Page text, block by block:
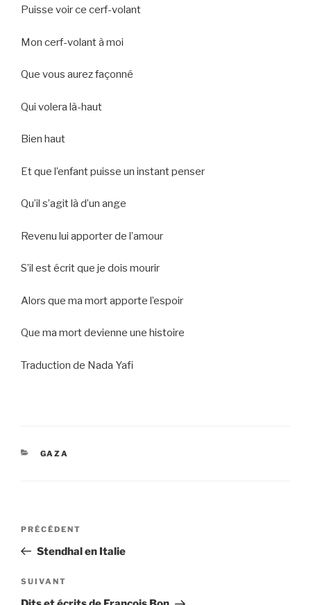
Puisse voir ce cerf-volant
Mon cerf-volant à moi
Que vous aurez façonné
Qui volera là-haut
Bien haut
Et que l’enfant puisse un instant penser
Qu’il s’agit là d’un ange
Revenu lui apporter de l’amour
S’il est écrit que je dois mourir
Alors que ma mort apporte l’espoir
Que ma mort devienne une histoire
Traduction de Nada Yafi
CATÉGORIES
GAZA
Navigation
l’article
Article
précédent
PRÉCÉDENT
Stendhal en Italie
Article
suivant
SUIVANT